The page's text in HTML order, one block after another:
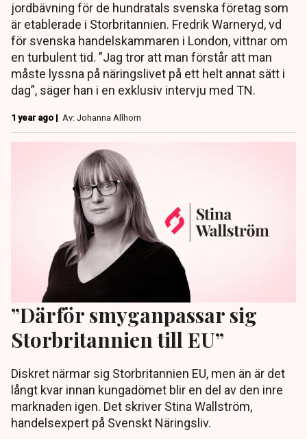
jordbävning för de hundratals svenska företag som
är etablerade i Storbritannien. Fredrik Warneryd, vd
för svenska handelskammaren i London, vittnar om
en turbulent tid. ”Jag tror att man förstår att man
måste lyssna på näringslivet på ett helt annat sätt i
dag”, säger han i en exklusiv intervju med TN.
1 year ago | Av: Johanna Allhorn
”Därför smyganpassar sig
Storbritannien till EU”
Diskret närmar sig Storbritannien EU, men än är det
långt kvar innan kungadömet blir en del av den inre
marknaden igen. Det skriver Stina Wallström,
handelsexpert på Svenskt Näringsliv.